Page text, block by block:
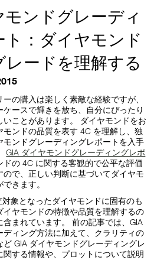
ンドグレーディ
ト：ダイヤモンド
ードを理解する
の購入は楽しく素敵な経験ですが、
ースで輝きを放ち、自分にぴったり
ことがあります。
ダイヤモンドをお
モンドの品質を表す 4C を理解し、独
モンドグレーディングレポートを入手
GIA ダイヤモンドグレーディングレポ
ドの 4C に関する客観的で公平な評価
で、正しい判断に基づいてダイヤモ
きます。
象となったダイヤモンドに固有のも
イヤモンドの特徴や品質を理解するの
含まれています。 前の記事では、GIA
ディング方法に加えて、クラリティの
GIA ダイヤモンドグレーディングレ
関する情報や、プロットについて説明